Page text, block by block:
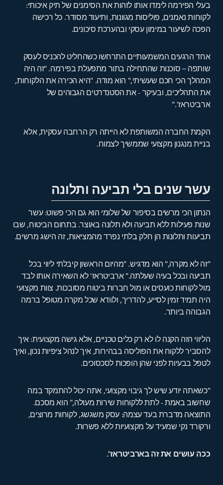
בעלי הפירמה לימדו אותו לזהות את הסימנים של תיק איכותי:
לקוחות נאמנים, פוליסות מגוונות, ותיעוד מסודר. כל רכישה
הפכה לשיעור במימון עסקי ובהערכת סיכונים.
אחד הרגעים המשמעותיים התרחשו כשהחליט להכניס לעסק
שותפה – סוכנות שהתחילה בתור מתפעלת בפירמה. "זה היה
המהלך הכי חכם שעשיתי," הוא מודה. "היא הכירה את הלקוחות,
את התהליכים, ובעיקר - את הסטנדרטים הגבוהים של
ארביטראז'."
הקמת החברה המשותפת לא הייתה רק הרחבה עסקית, אלא
בניית מנגנון מקצועי שממשיך לצמוח.
עשר שנים בלי תביעה ותלונה
הנתון הכי מרשים בסיפור של שלומי הוא גם הכי פשוט: עשר
שנות פעילות ללא תביעה ולא תלונה באוצר. בתחום הביטוח, שבו
תביעות ותלונות הן חלק בלתי נפרד מהמציאות, זה הישג מרשים.
"זה לא מקרה," הוא מדגיש. "מהיום הראשון קיבלתי ליווי בכל
תביעה ובכל בעיה שעלתה." ארביטראז' לא השאירה אותו לבד
מול לקוחות כועסים או מול חברות ביטוח מסובכות. צוות מקצועי
היה תמיד זמין לסייע, להדריך, ולוודא שכל מקרה מטופל ברמה
הגבוהה ביותר.
הליווי הזה הקנה לו לא רק כלים טכניים, אלא גישה מקצועית: איך
להסביר ללקוח את הפוליסה בבהירות, איך לנהל ציפיות נכון, ואיך
לטפל בבעיות לפני שהן הופכות לסכסוכים.
"כשאתה יודע שיש לך גיבוי מקצועי, אתה יכול להתמקד במה
שחשוב באמת - לתת ללקוחות שירות מעולה," הוא מסכם.
התוצאה מדברת בעד עצמה: עסק משגשג, לקוחות מרוצים,
ורקורד נקי שמעיד על מקצועיות ללא פשרות.
ככה עושים את זה בארביטראז'.